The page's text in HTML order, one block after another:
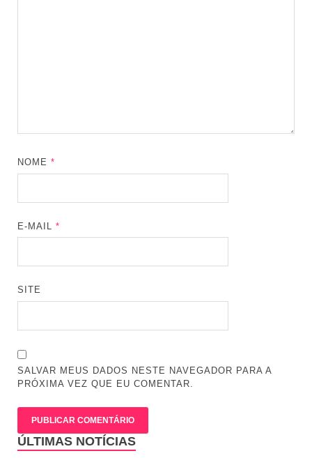
NOME*
E-MAIL*
SITE
SALVAR MEUS DADOS NESTE NAVEGADOR PARA A
PRÓXIMA VEZ QUE EU COMENTAR.
ÚLTIMAS NOTÍCIAS